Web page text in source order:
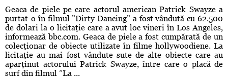
Geaca de piele pe care actorul american Patrick Swayze a
purtat-o în filmul ”Dirty Dancing” a fost vândută cu 62.500
de dolari la o licitaţie care a avut loc vineri în Los Angeles,
informează bbc.com. Geaca de piele a fost cumpărată de un
colecţionar de obiecte utilizate în filme hollywoodiene. La
licitaţie au mai fost vândute sute de alte obiecte care au
aparţinut actorului Patrick Swayze, între care o placă de
surf din filmul ”La ...